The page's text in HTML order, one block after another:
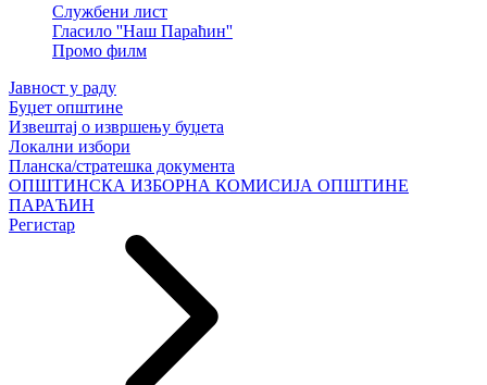
Службени лист
Гласило ''Наш Параћин''
Промо филм
Јавност у раду
Буџет општине
Извештај о извршењу буџета
Локални избори
Планска/стратешка документа
ОПШТИНСКА ИЗБОРНА КОМИСИЈА ОПШТИНЕ
ПАРАЋИН
Регистар